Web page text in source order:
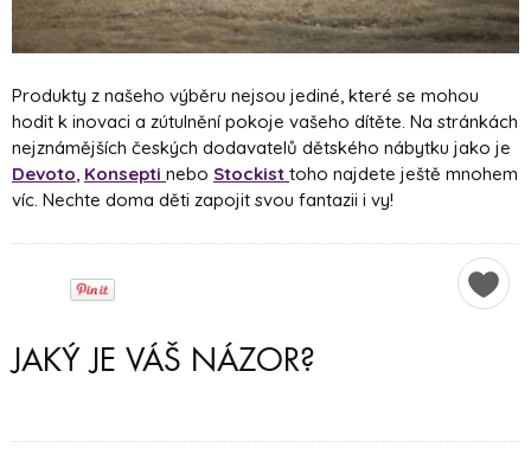
Produkty z našeho výběru nejsou jediné, které se mohou
hodit k inovaci a zútulnění pokoje vašeho dítěte. Na stránkách
nejznámějších českých dodavatelů dětského nábytku jako je
Devoto, Konsepti nebo Stockist toho najdete ještě mnohem
víc. Nechte doma děti zapojit svou fantazii i vy!
JAKÝ JE VÁŠ NÁZOR?